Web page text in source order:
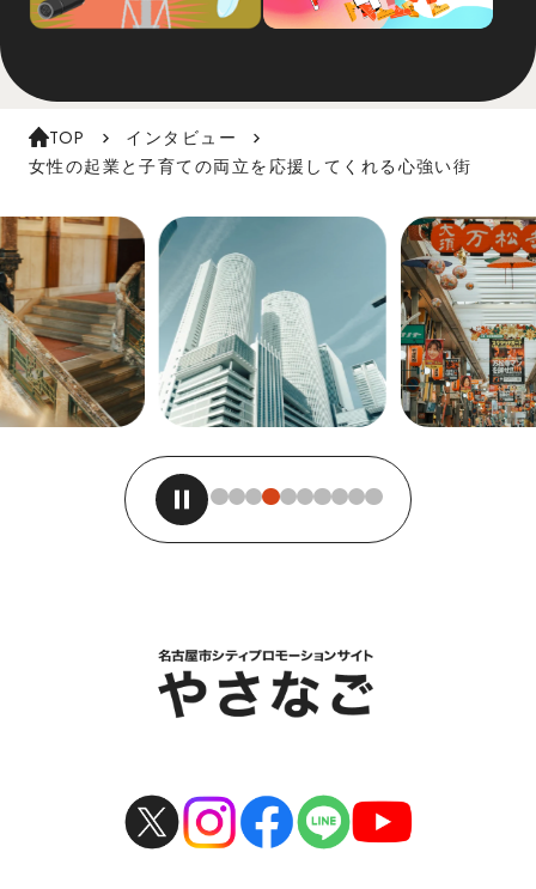
TOP
インタビュー
女性の起業と子育ての両立を応援してくれる心強い街